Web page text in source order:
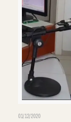
01/12/2020